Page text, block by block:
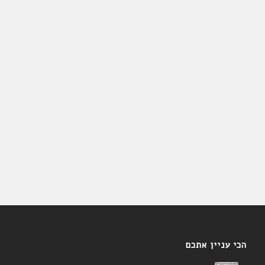
הכי עניין אתכם